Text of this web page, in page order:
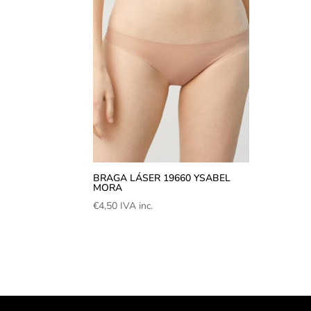
BRAGA LÁSER 19660 YSABEL
MORA
€4,50 IVA inc.